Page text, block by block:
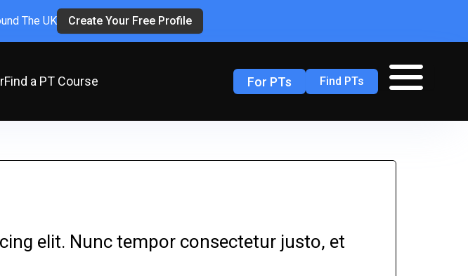
The UK Create Your Free Profile
Find a PT Course For PTs Find PTs
elit. Nunc tempor consectetur justo, et